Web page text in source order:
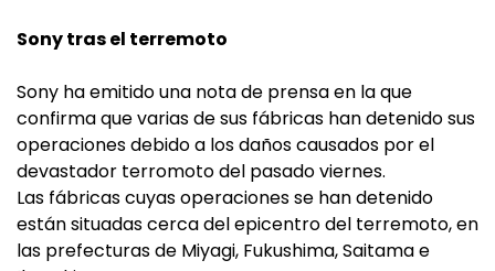
Sony tras el terremoto
Sony ha emitido una nota de prensa en la que
confirma que varias de sus fábricas han detenido sus
operaciones debido a los daños causados por el
devastador terromoto del pasado viernes.
Las fábricas cuyas operaciones se han detenido
están situadas cerca del epicentro del terremoto, en
las prefecturas de Miyagi, Fukushima, Saitama e